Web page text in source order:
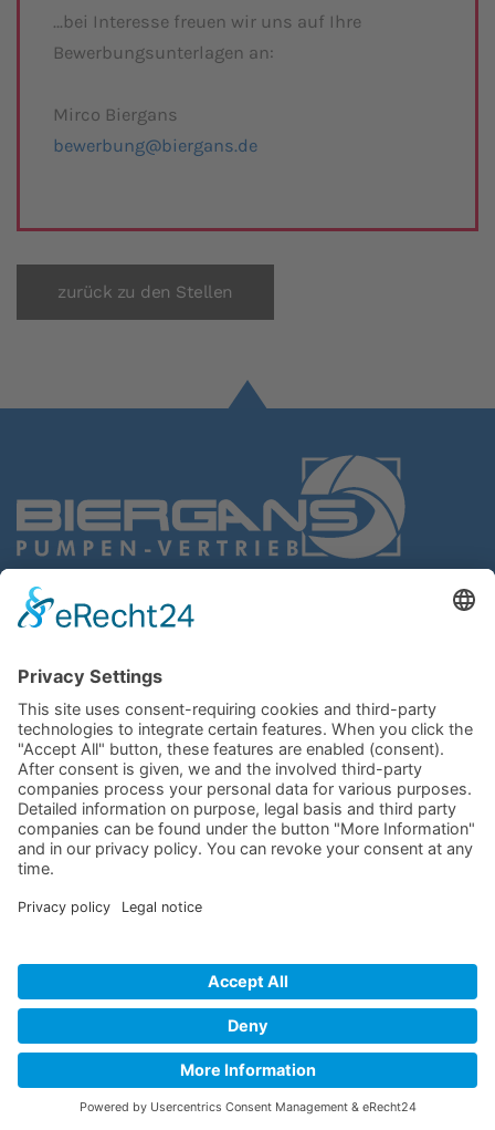
…bei Interesse freuen wir uns auf Ihre
Bewerbungsunterlagen an:
Mirco Biergans
bewerbung@biergans.de
zurück zu den Stellen
BIERGANS
Gießereistr. 4
47053 Duisburg
Germany
Route planner
+49 203 6 44 66